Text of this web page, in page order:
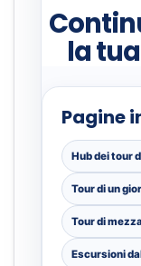
la
Pagine
Hub dei tour
Tour di un
Tour di
Escursioni